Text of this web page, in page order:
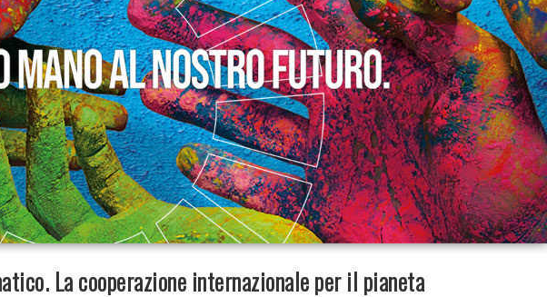
La cooperazione internazionale per il pianeta